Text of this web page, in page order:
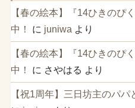
【春の絵本】『14ひきのぴ
中！
に juniwa より
【春の絵本】『14ひきのぴ
中！
に さやはる より
【祝1周年】三日坊主のパ